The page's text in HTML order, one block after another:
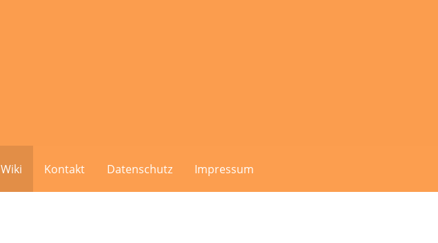
Wiki Kontakt Datenschutz Impressum